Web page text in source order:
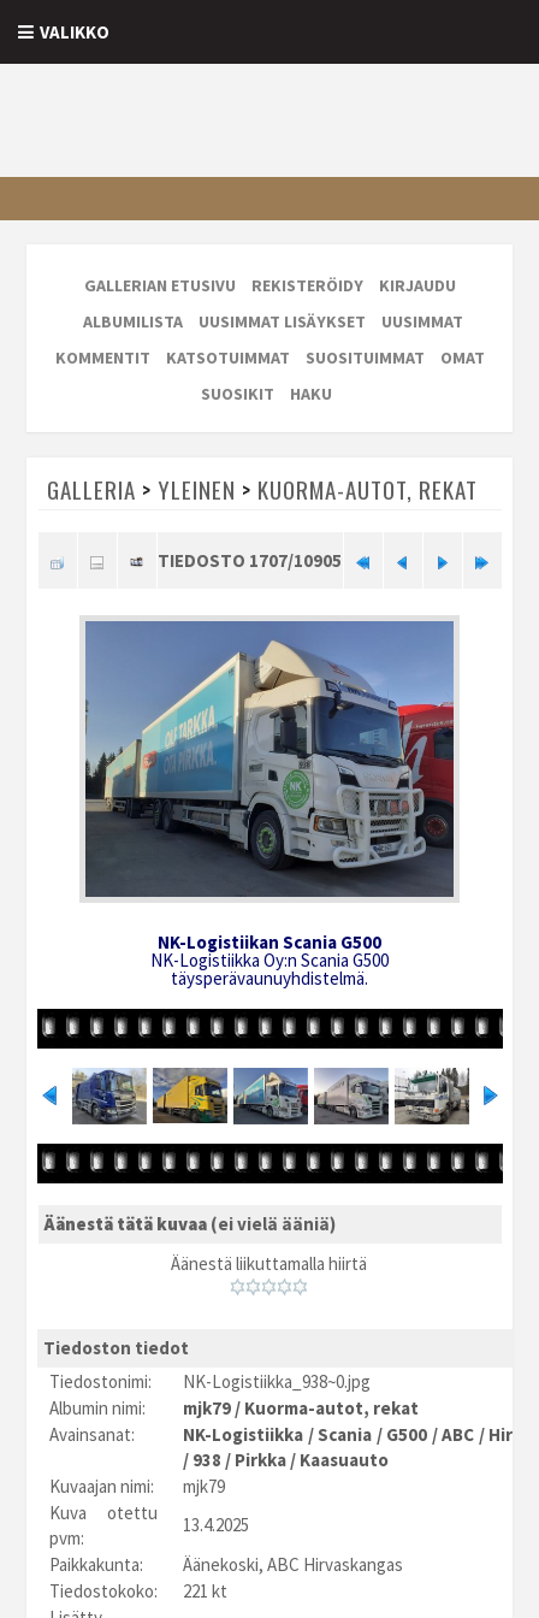
VALIKKO
GALLERIAN ETUSIVU REKISTERÖIDY
KIRJAUDU
ALBUMILISTA
UUSIMMAT LISÄYKSET
UUSIMMAT
KOMMENTIT
KATSOTUIMMAT SUOSITUIMMAT
OMAT
SUOSIKIT
HAKU
GALLERIA > YLEINEN > KUORMA-AUTOT, REKAT
TIEDOSTO 1707/10905
NK-Logistiikan Scania G500
NK-Logistiikka Oy:n Scania G500
täysperävaunuyhdistelmä.
Äänestä tätä kuvaa (ei vielä ääniä)
Äänestä liikuttamalla hiirtä
Tiedoston tiedot
Tiedostonimi:
NK-Logistiikka_938~0.jpg
Albumin nimi:
mjk79 / Kuorma-autot, rekat
Avainsanat:
NK-Logistiikka /Scania / G500 /ABC /
/ 938 / Pirkka / Kaasuauto
Kuvaajan nimi:
mjk79
Kuva otettu
pvm:
13.4.2025
Paikkakunta:
Äänekoski, ABC Hirvaskangas
Tiedostokoko:
221 kt